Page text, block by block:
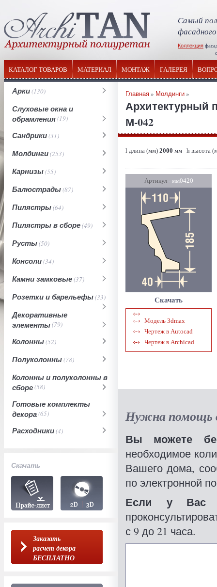
Самый
Коллекция
КАТАЛОГ ТОВАРОВ МАТЕРИАЛ МОНТАЖ ГАЛЕРЕЯ
Арки(130)
Слуховые окна и
обрамления(19)
Сандрики(31)
Молдинги(253)
Карнизы(55)
Балюстрады(87)
Пилястры(64)
Пилястры в сборе(49)
Русты(50)
Консоли(34)
Камни замковые(37)
Розетки и барельефы(33)
Декоративные
элементы(79)
Колонны(52)
Полуколонны(78)
Колонны и полуколонны в
сборе(58)
Готовые комплекты
декора(65)
Расходники(4)
Скачать
Заказать
расчет декора
БЕСПЛАТНО
Главная» Молдинги»
Архитектурный
М-042
l длина (мм) 2000 мм h высота
Артикул- мм0420
Скачать
Модель 3dmax
Чертеж в Autocad
Чертеж в Archicad
Нужна помощь
Вы можете
необходимое
Вашего дома,
по электронной
Если у Вас
с 9 до 21 часа.